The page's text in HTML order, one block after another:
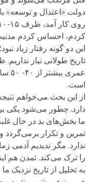
دولت «اعتدال و
کردم، احساس کردم
تاریخ طولانی نیاز
است.
از این بحث می‌خواهم
دارد. چطور می‌شود یکی
ما بخش‌های بد در حال
تمرین و تکرار برمی‌گردد
ندارد. مگر ندیدیم آدمی
را ترک می‌کند. تمدن هم
به تحلیل از تاریخ نزدیک